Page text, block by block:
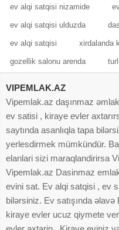
ev alqi satqisi nizamide
ev alqi satqisi ulduzda
ev alqi satqisi xirdalanda
gozellik salonu arenda
VIPEMLAK.AZ
Vipemlak.az daşınmaz
ev satisi , kiraye evler
saytında asanlıqla tapa
yerlesdirmek mümkündür.
elanlari sizi maraqlandirirsa
Vipemlak.az Dasinmaz
evini sat. Ev alqi satqisi , ev
bilərsiniz. Ev satışında
kiraye evler ucuz qiymete